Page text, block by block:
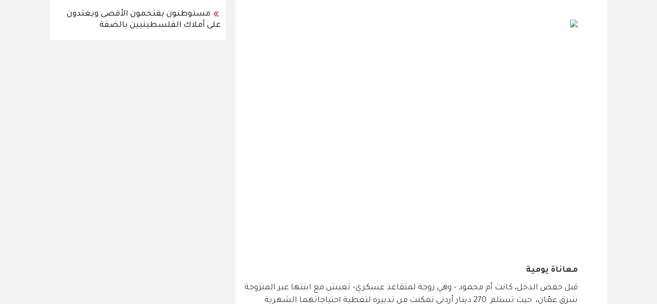
معاناة يومية
قبل خفض الدخل، كانت أم محمود - وهي زوجة لمتقاعد عسكري- تعيش مع ابنتها غير المتزوجة
شرق عمّان، حيث تستلم 270 دينار أردني تمكنت من تدبيره لتغطية احتياجاتهما الشهرية
مستوطنون يقتحمون الأقصى ويعتدون
على أملاك الفلسطينيين بالضفة